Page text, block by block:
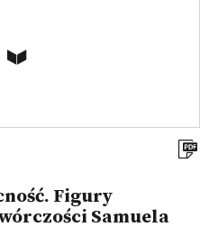
Figury
Samuela